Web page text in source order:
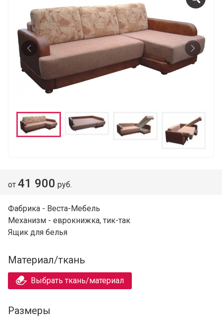
от 41 900 руб.
Фабрика - Веста-Мебель
Механизм - еврокнижка, тик-так
Ящик для белья
Материал/ткань
Выбрать ткань/материал
Размеры